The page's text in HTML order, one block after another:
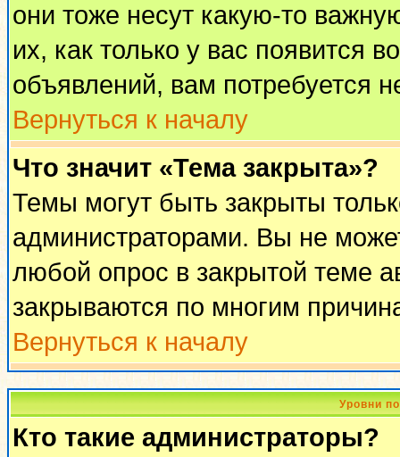
они тоже несут какую-то
их, как только у вас появится
объявлений, вам потребуется
Вернуться к началу
Что значит «Тема закрыта»?
Темы могут быть закрыты
администраторами. Вы не
любой опрос в закрытой теме
закрываются по многим
Вернуться к началу
Уровни
Кто такие администраторы?